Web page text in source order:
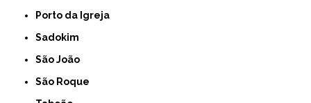
Porto da Igreja
Sadokim
São João
São Roque